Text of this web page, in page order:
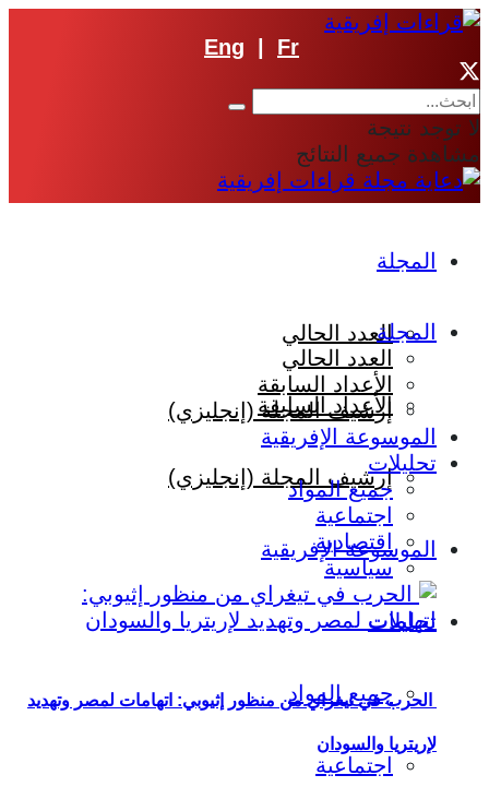
Eng Fr
لا توجد نتيجة
مشاهدة جميع النتائج
المجلة
العدد الحالي
الأعداد السابقة
إرشيف المجلة (إنجليزي)
الموسوعة الإفريقية
تحليلات
جميع المواد
اجتماعية
المجلة
العدد الحالي
الأعداد السابقة
إرشيف المجلة (إنجليزي)
الموسوعة الإفريقية
تحليلات
جميع المواد
اجتماعية
اقتصادية
سياسية
الحرب في تيغراي من منظور إثيوبي: اتهامات لمصر وتهديد
لإريتريا والسودان